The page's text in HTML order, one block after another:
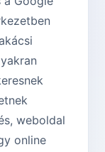
weboldal
online